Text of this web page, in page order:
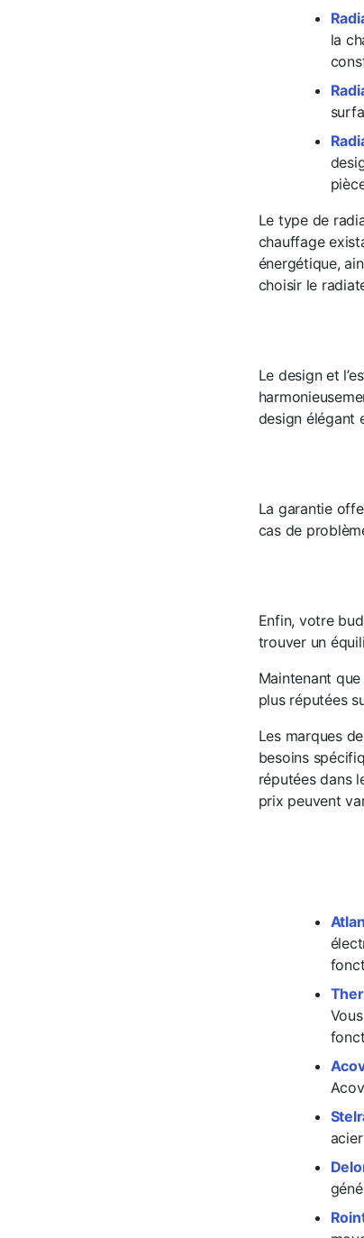
la
Le type de
chauffage
énergétique,
choisir le
Le design et
design élégant
La garantie
cas de
Enfin, votre
trouver un
Maintenant
plus réputées
Les marques
besoins
réputées dans
prix peuvent